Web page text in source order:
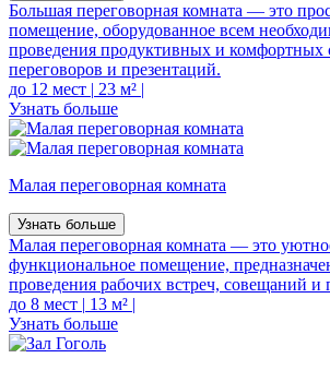
Большая переговорная комната — это
помещение, оборудованное всем
проведения продуктивных и комфортных
переговоров и презентаций.
до 12 мест | 23 м² |
Узнать больше
Малая переговорная комната
Узнать больше
Малая переговорная комната — это
функциональное помещение,
проведения рабочих встреч, совещаний и
до 8 мест | 13 м² |
Узнать больше